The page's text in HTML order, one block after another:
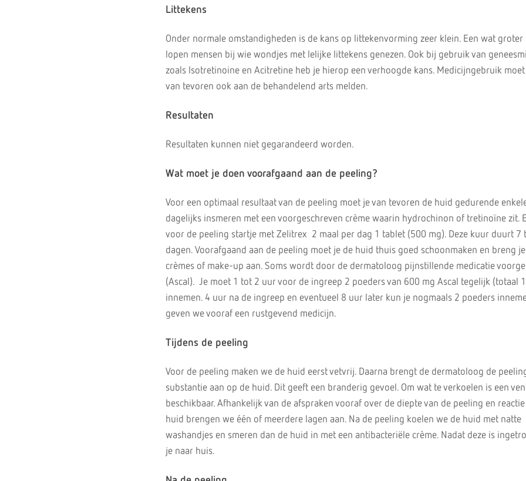
Littekens
Onder normale omstandigheden is de kans op littekenvorming zeer klein. Een wat groter
lopen mensen bij wie wondjes met lelijke littekens genezen. Ook bij gebruik van
zoals Isotretinoine en Acitretine heb je hierop een verhoogde kans. Medicijngebruik moet
van tevoren ook aan de behandelend arts melden.
Resultaten
Resultaten kunnen niet gegarandeerd worden.
Wat moet je doen voorafgaand aan de peeling?
Voor een optimaal resultaat van de peeling moet je van tevoren de huid gedurende
dagelijks insmeren met een voorgeschreven crème waarin hydrochinon of tretinoïne zit.
voor de peeling startje met Zelitrex 2 maal per dag 1 tablet (500 mg). Deze kuur duurt 7
dagen. Voorafgaand aan de peeling moet je de huid thuis goed schoonmaken en breng
crèmes of make-up aan. Soms wordt door de dermatoloog pijnstillende medicatie
(Ascal). Je moet 1 tot 2 uur voor de ingreep 2 poeders van 600 mg Ascal tegelijk (totaal
innemen. 4 uur na de ingreep en eventueel 8 uur later kun je nogmaals 2 poeders
geven we vooraf een rustgevend medicijn.
Tijdens de peeling
Voor de peeling maken we de huid eerst vetvrij. Daarna brengt de dermatoloog de
substantie aan op de huid. Dit geeft een branderig gevoel. Om wat te verkoelen is een
beschikbaar. Afhankelijk van de afspraken vooraf over de diepte van de peeling en
huid brengen we één of meerdere lagen aan. Na de peeling koelen we de huid met natte
washandjes en smeren dan de huid in met een antibacteriële crème. Nadat deze is
je naar huis.